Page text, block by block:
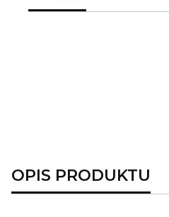
OPIS PRODUKTU